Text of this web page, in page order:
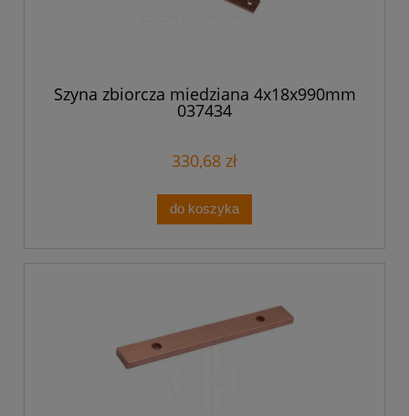
Szyna zbiorcza miedziana 4x18x990mm
037434
330,68 zł
do koszyka